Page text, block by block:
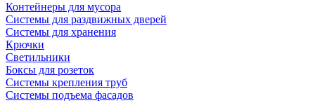
Контейнеры для мусора
Системы для раздвижных дверей
Системы для хранения
Крючки
Светильники
Боксы для розеток
Системы крепления труб
Системы подъема фасадов